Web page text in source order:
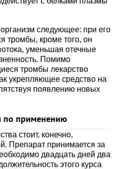
следующее: при его
тромбы, кроме того, он
уменьшая отечные
Помимо
тромбы лекарство
укрепляющее средство на
появлению новых
по применению
стоит, конечно,
Препарат принимается за
двадцать дней два
этого курса